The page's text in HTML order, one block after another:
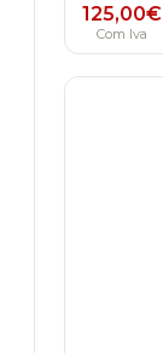
125,00€
Com Iva